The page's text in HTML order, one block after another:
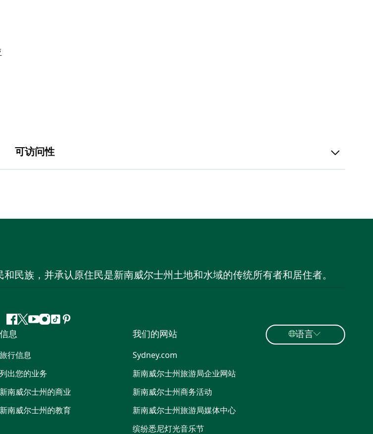
可访问性
民族，并承认原住民是新南威尔士州土地和水域的传统所有者和居住者。
Facebook
叽
喳
喳
YouTube
Instagram
抖 Pinterest
信息
旅行信息
列出您的业务
新南威尔士州的商业
新南威尔士州的教育
我们的网站
Sydney.com
新南威尔士州旅游局企业网站
新南威尔士州商务活动
新南威尔士州旅游局媒体中心
缤纷悉尼灯光音乐节
语言